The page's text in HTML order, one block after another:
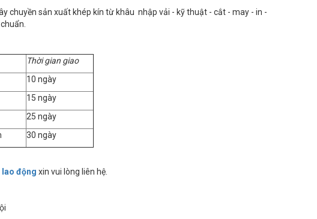
chuyền sản xuất khép kín từ khâu nhập vải - kỹ thuật - cắt - may - in -
Thời gian giao
10 ngày
15 ngày
25 ngày
30 ngày
lao động xin vui lòng liên hệ.